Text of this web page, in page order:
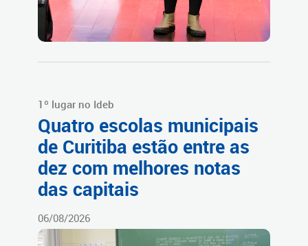
1º lugar no Ideb
Quatro escolas municipais
de Curitiba estão entre as
dez com melhores notas
das capitais
06/08/2026